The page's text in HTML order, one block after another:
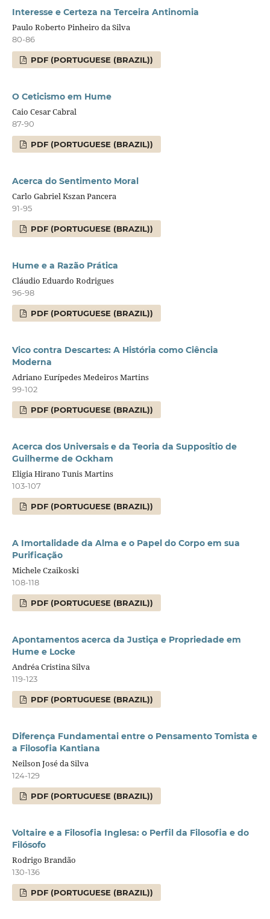
Interesse e Certeza na Terceira Antinomia
Paulo Roberto Pinheiro da Silva
80-86
PDF (PORTUGUESE (BRAZIL))
O Ceticismo em Hume
Caio Cesar Cabral
87-90
PDF (PORTUGUESE (BRAZIL))
Acerca do Sentimento Moral
Carlo Gabriel Kszan Pancera
91-95
PDF (PORTUGUESE (BRAZIL))
Hume e a Razão Prática
Cláudio Eduardo Rodrigues
96-98
PDF (PORTUGUESE (BRAZIL))
Vico contra Descartes: A História como Ciência
Moderna
Adriano Eurípedes Medeiros Martins
99-102
PDF (PORTUGUESE (BRAZIL))
Acerca dos Universais e da Teoria da Suppositio de
Guilherme de Ockham
Eligia Hirano Tunis Martins
103-107
PDF (PORTUGUESE (BRAZIL))
A Imortalidade da Alma e o Papel do Corpo em sua
Purificação
Michele Czaikoski
108-118
PDF (PORTUGUESE (BRAZIL))
Apontamentos acerca da Justiça e Propriedade em
Hume e Locke
Andréa Cristina Silva
119-123
PDF (PORTUGUESE (BRAZIL))
Diferença Fundamentai entre o Pensamento Tomista e
a Filosofia Kantiana
Neilson José da Silva
124-129
PDF (PORTUGUESE (BRAZIL))
Voltaire e a Filosofia Inglesa: o Perfil da Filosofia e do
Filósofo
Rodrigo Brandão
130-136
PDF (PORTUGUESE (BRAZIL))